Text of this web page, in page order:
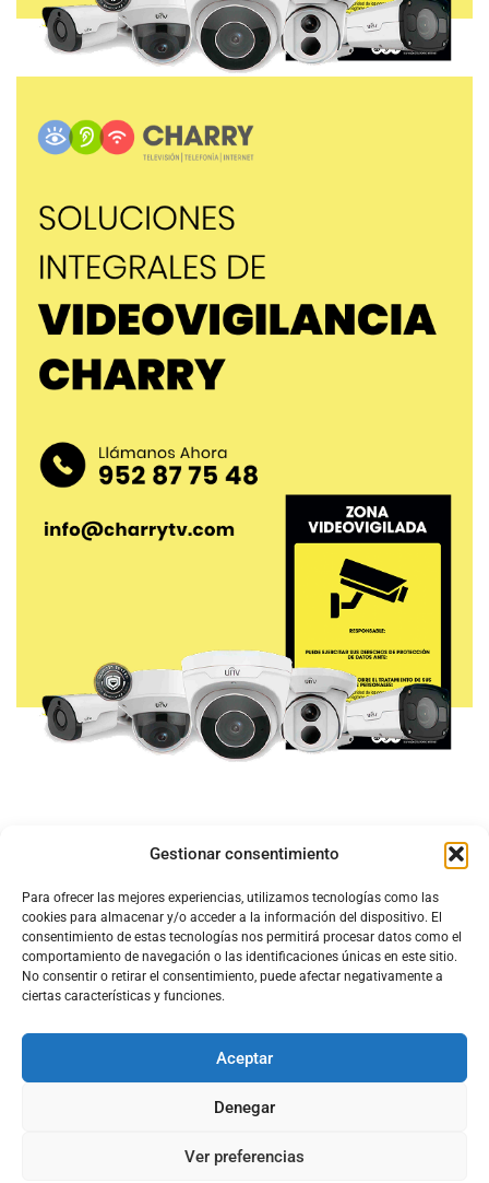
Gestionar consentimiento
Para ofrecer las mejores experiencias, utilizamos tecnologías como las
cookies para almacenar y/o acceder a la información del dispositivo. El
consentimiento de estas tecnologías nos permitirá procesar datos como el
comportamiento de navegación o las identificaciones únicas en este sitio.
No consentir o retirar el consentimiento, puede afectar negativamente a
ciertas características y funciones.
Aceptar
Denegar
Ver preferencias